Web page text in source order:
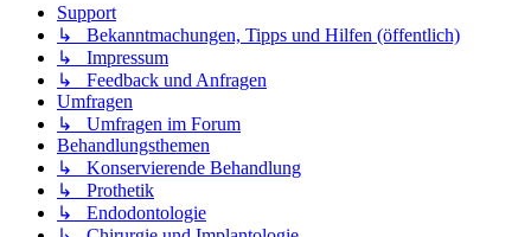
Support
↳ Bekanntmachungen, Tipps und Hilfen (öffentlich)
↳ Impressum
↳ Feedback und Anfragen
Umfragen
↳ Umfragen im Forum
Behandlungsthemen
↳ Konservierende Behandlung
↳ Prothetik
↳ Endodontologie